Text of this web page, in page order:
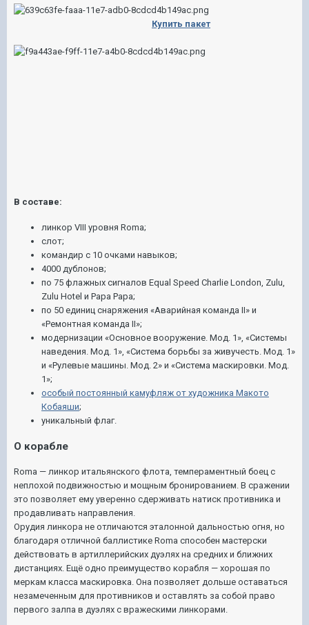
Купить пакет
В составе:
линкор VIII уровня Roma;
слот;
командир с 10 очками навыков;
4000 дублонов;
по 75 флажных сигналов Equal Speed Charlie London, Zulu,
Zulu Hotel и Papa Papa;
по 50 единиц снаряжения «Аварийная команда II» и
«Ремонтная команда II»;
модернизации «Основное вооружение. Мод. 1», «Системы
наведения. Мод. 1», «Система борьбы за живучесть. Мод. 1»
и «Рулевые машины. Мод. 2» и «Система маскировки. Мод.
1»;
особый постоянный камуфляж от художника Макото
Кобаяши;
уникальный флаг.
О корабле
Roma — линкор итальянского флота, темпераментный боец с
неплохой подвижностью и мощным бронированием. В сражении
это позволяет ему уверенно сдерживать натиск противника и
продавливать направления.
Орудия линкора не отличаются эталонной дальностью огня, но
благодаря отличной баллистике Roma способен мастерски
действовать в артиллерийских дуэлях на средних и ближних
дистанциях. Ещё одно преимущество корабля — хорошая по
меркам класса маскировка. Она позволяет дольше оставаться
незамеченным для противников и оставлять за собой право
первого залпа в дуэлях с вражескими линкорами.